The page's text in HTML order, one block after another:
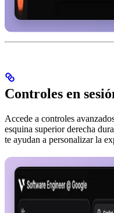
Controles en
Accede a controles
esquina superior derecha
te ayudan a personalizar la